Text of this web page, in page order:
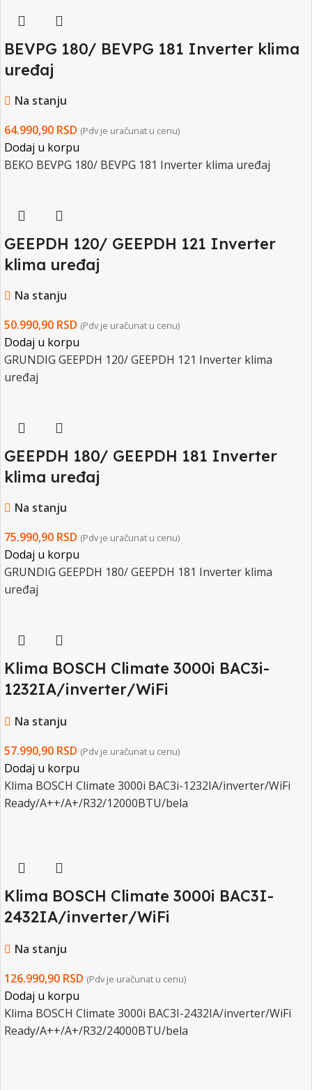
BEVPG 180/ BEVPG 181 Inverter klima
uređaj
Na stanju
64.990,90 RSD (Pdv je uračunat u cenu)
Dodaj u korpu
BEKO BEVPG 180/ BEVPG 181 Inverter klima uređaj
GEEPDH 120/ GEEPDH 121 Inverter
klima uređaj
Na stanju
50.990,90 RSD (Pdv je uračunat u cenu)
Dodaj u korpu
GRUNDIG GEEPDH 120/ GEEPDH 121 Inverter klima
uređaj
GEEPDH 180/ GEEPDH 181 Inverter
klima uređaj
Na stanju
75.990,90 RSD (Pdv je uračunat u cenu)
Dodaj u korpu
GRUNDIG GEEPDH 180/ GEEPDH 181 Inverter klima
uređaj
Klima BOSCH Climate 3000i BAC3i-
1232IA/inverter/WiFi
Na stanju
57.990,90 RSD (Pdv je uračunat u cenu)
Dodaj u korpu
Klima BOSCH Climate 3000i BAC3i-1232IA/inverter/WiFi
Ready/A++/A+/R32/12000BTU/bela
Klima BOSCH Climate 3000i BAC3I-
2432IA/inverter/WiFi
Na stanju
126.990,90 RSD (Pdv je uračunat u cenu)
Dodaj u korpu
Klima BOSCH Climate 3000i BAC3I-2432IA/inverter/WiFi
Ready/A++/A+/R32/24000BTU/bela